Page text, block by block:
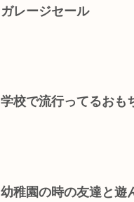
ガレージセール
学校で流行ってるおもち
幼稚園の時の友達と遊